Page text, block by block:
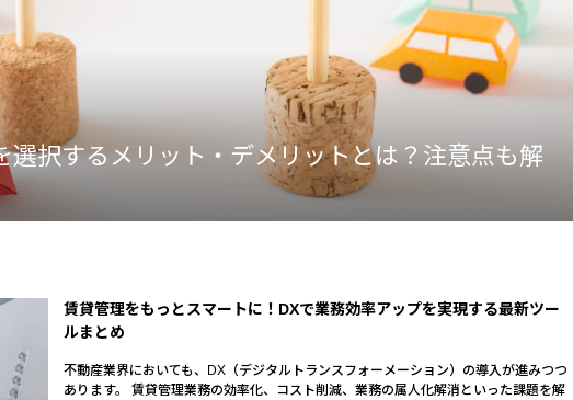
選択するメリット・デメリットとは？注意点も解
賃貸管理をもっとスマートに！DXで業務効率アップを実現する最新ツー
ルまとめ
不動産業界においても、DX（デジタルトランスフォーメーション）の導入が進みつつ
あります。 賃貸管理業務の効率化、コスト削減、業務の属人化解消といった課題を解